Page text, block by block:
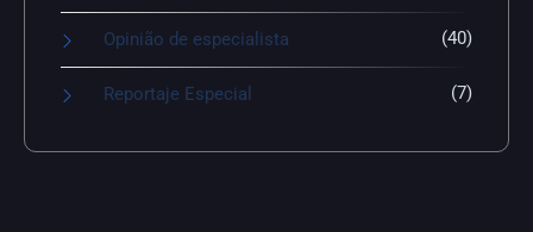
Opinião de especialista (40)
Reportaje Especial (7)